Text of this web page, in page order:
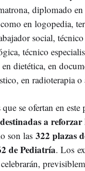
diplomado
en logopedia,
social, técnico
técnico
dietética, en
en radioterapia
se ofertan en
a
son las 322 plazas
de Pediatría. Los